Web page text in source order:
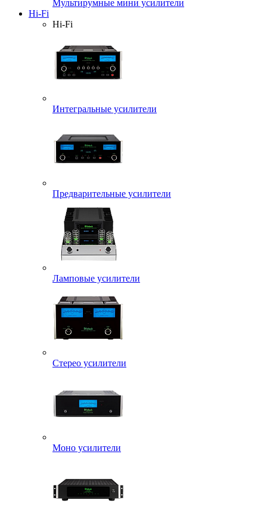
Мультирумные мини усилители
Hi-Fi
Hi-Fi
Интегральные усилители
Предварительные усилители
Ламповые усилители
Стерео усилители
Моно усилители